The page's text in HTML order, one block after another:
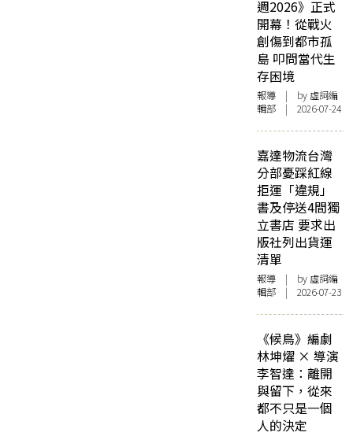
週2026》正式
開幕！從戰火
創傷到都市孤
島 叩問當代生
存困境
報導 | by 虛詞編
輯部 | 2026-07-24
嘉達物流台灣
分部憂踩紅線
拒運「違規」
書及停送4間獨
立書店 要求出
版社列出貨運
清單
報導 | by 虛詞編
輯部 | 2026-07-23
《候鳥》編劇
林坤燿 × 導演
李智達：離開
與留下，從來
都不只是一個
人的決定